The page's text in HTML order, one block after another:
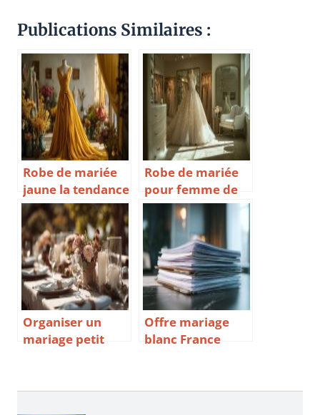
Publications Similaires :
Robe de mariée
jaune la tendance
lumineuse pour
un mariage
original et plein
de joie
Robe de mariée
pour femme de
50 ans choisir une
tenue élégante et
adaptée à la
morphologie
Organiser un
mariage petit
2025 les solutions
Offre mariage
blanc France
législation et les